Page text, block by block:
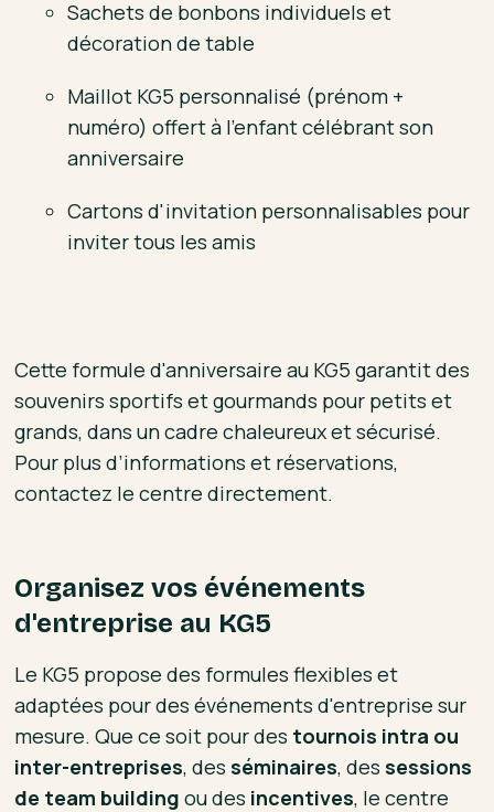
Sachets de bonbons individuels et
décoration de table
Maillot KG5 personnalisé (prénom +
numéro) offert à l’enfant célébrant son
anniversaire
Cartons d'invitation personnalisables pour
inviter tous les amis
Cette formule d'anniversaire au KG5 garantit des
souvenirs sportifs et gourmands pour petits et
grands, dans un cadre chaleureux et sécurisé.
Pour plus d’informations et réservations,
contactez le centre directement.
Organisez vos événements
d'entreprise au KG5
Le KG5 propose des formules flexibles et
adaptées pour des événements d'entreprise sur
mesure. Que ce soit pour des tournois intra ou
inter-entreprises, desséminaires, dessessions
de team building ou des incentives, le centre